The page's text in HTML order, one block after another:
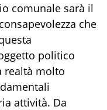
comunale sarà il
che
politico
realtà molto
attività. Da